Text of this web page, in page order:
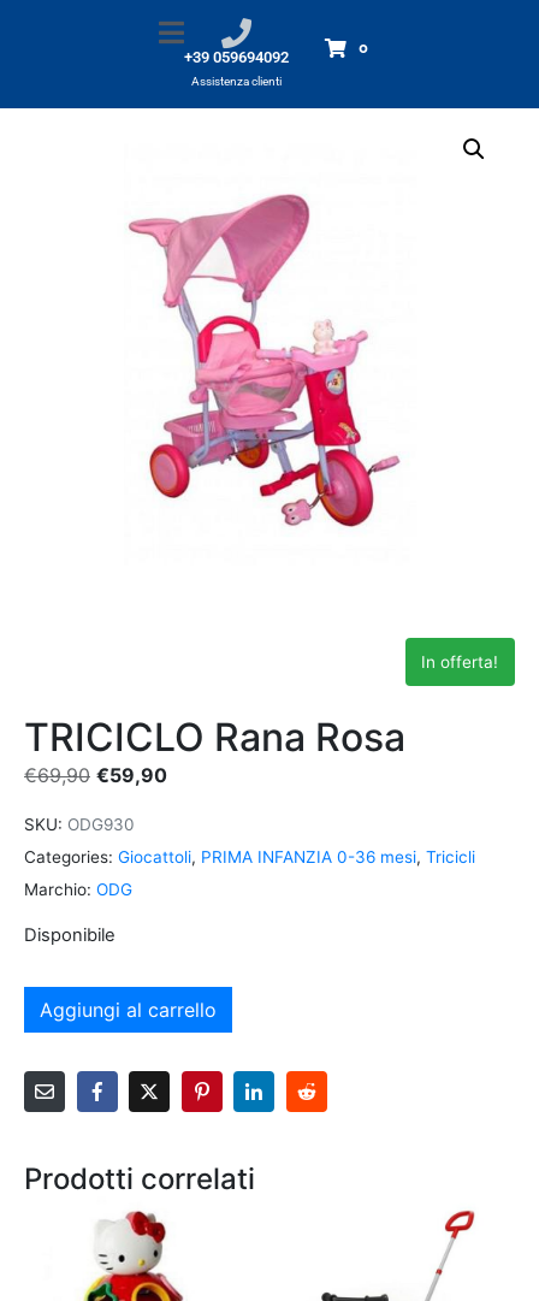
+39 059694092
Assistenza clienti
0
Prodotti TRICICLO Rana Rosa
In offerta!
TRICICLO Rana Rosa
€69,90 €59,90
SKU: ODG930
Categories: Giocattoli, PRIMA INFANZIA 0-36 mesi, Tricicli
Marchio: ODG
Disponibile
Aggiungi al carrello
Prodotti correlati